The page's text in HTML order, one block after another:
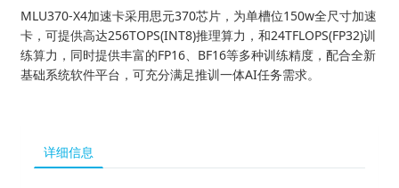
MLU370-X4加速卡采用思元370芯片，为单槽位150w全尺寸加速
卡，可提供高达256TOPS(INT8)推理算力，和24TFLOPS(FP32)训
练算力，同时提供丰富的FP16、BF16等多种训练精度，配合全新
基础系统软件平台，可充分满足推训一体AI任务需求。
详细信息